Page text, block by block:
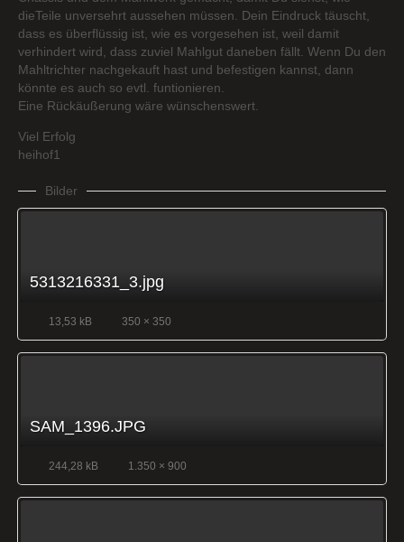
dieTeile unversehrt aussehen müssen. Dein Eindruck täuscht,
dass es überflüssig ist, wie es vorgesehen ist, weil damit
verhindert wird, dass zuviel Mahlgut daneben fällt. Wenn Du den
Mahltrichter nachgekauft hast und befestigen kannst, dann
könnte es auch so evtl. funtionieren.
Eine Rückäußerung wäre wünschenswert.
Viel Erfolg
heihof1
Bilder
5313216331_3.jpg
13,53 kB 350 × 350
SAM_1396.JPG
244,28 kB 1.350 × 900